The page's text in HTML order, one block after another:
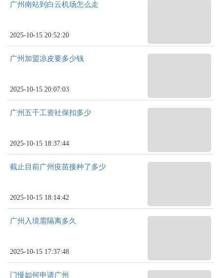
广州南站到白云机场怎么走
2025-10-15 20:52:20
广州加盟凉皮要多少钱
2025-10-15 20:07:03
广州五千工资社保扣多少
2025-10-15 18:37:44
截止目前广州疫苗接种了多少
2025-10-15 18:14:42
广州入境需隔离多久
2025-10-15 17:37:48
门慢如何申请广州